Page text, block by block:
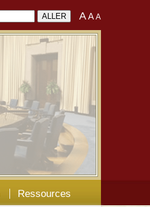
AA A
Ressources